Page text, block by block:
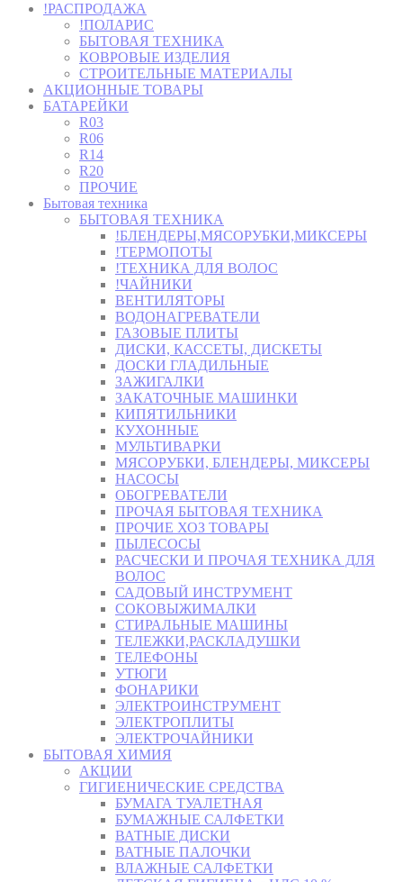
!РАСПРОДАЖА
!ПОЛАРИС
БЫТОВАЯ ТЕХНИКА
КОВРОВЫЕ ИЗДЕЛИЯ
СТРОИТЕЛЬНЫЕ МАТЕРИАЛЫ
АКЦИОННЫЕ ТОВАРЫ
БАТАРЕЙКИ
R03
R06
R14
R20
ПРОЧИЕ
Бытовая техника
БЫТОВАЯ ТЕХНИКА
!БЛЕНДЕРЫ,МЯСОРУБКИ,МИКСЕРЫ
!ТЕРМОПОТЫ
!ТЕХНИКА ДЛЯ ВОЛОС
!ЧАЙНИКИ
ВЕНТИЛЯТОРЫ
ВОДОНАГРЕВАТЕЛИ
ГАЗОВЫЕ ПЛИТЫ
ДИСКИ, КАССЕТЫ, ДИСКЕТЫ
ДОСКИ ГЛАДИЛЬНЫЕ
ЗАЖИГАЛКИ
ЗАКАТОЧНЫЕ МАШИНКИ
КИПЯТИЛЬНИКИ
КУХОННЫЕ
МУЛЬТИВАРКИ
МЯСОРУБКИ, БЛЕНДЕРЫ, МИКСЕРЫ
НАСОСЫ
ОБОГРЕВАТЕЛИ
ПРОЧАЯ БЫТОВАЯ ТЕХНИКА
ПРОЧИЕ ХОЗ ТОВАРЫ
ПЫЛЕСОСЫ
РАСЧЕСКИ И ПРОЧАЯ ТЕХНИКА ДЛЯ
ВОЛОС
САДОВЫЙ ИНСТРУМЕНТ
СОКОВЫЖИМАЛКИ
СТИРАЛЬНЫЕ МАШИНЫ
ТЕЛЕЖКИ,РАСКЛАДУШКИ
ТЕЛЕФОНЫ
УТЮГИ
ФОНАРИКИ
ЭЛЕКТРОИНСТРУМЕНТ
ЭЛЕКТРОПЛИТЫ
ЭЛЕКТРОЧАЙНИКИ
БЫТОВАЯ ХИМИЯ
АКЦИИ
ГИГИЕНИЧЕСКИЕ СРЕДСТВА
БУМАГА ТУАЛЕТНАЯ
БУМАЖНЫЕ САЛФЕТКИ
ВАТНЫЕ ДИСКИ
ВАТНЫЕ ПАЛОЧКИ
ВЛАЖНЫЕ САЛФЕТКИ